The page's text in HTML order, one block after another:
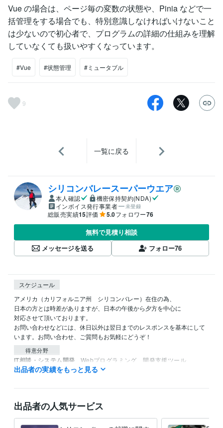
Vue の場合は、ページ毎の変数の状態や、Pinia などで一
括管理をする場合でも、特別意識しなければいけないこと
は少ないので初心者で、プログラムの詳細の仕組みを理解
していなくても扱いやすくなっています。
#Vue #状態管理 #ミュータブル
9
一覧に戻る
シリコンバレースーパーウエア
本人確認
機密保持契約(NDA)
インボイス発行事業者
未登録
総販売実績15評価 5.0フォロワー76
無料で見積り相談
メッセージを送る
フォロー76
スケジュール
アメリカ（カリフォルニア州　シリコンバレー）在住の為、
日本の方とは時差がありますが、日本の午後から夕方を中心に
対応させて頂いております。
お問い合わせなどには、休日以外は翌日までのレスポンスを基本にして
います。お問い合わせ、ご質問もお気軽にどうぞ！
得意分野
IT相談・システム開発 Webプログラミング、開発支援ツール
システム設計 Webプログラミング
シリコンバレー システム開発
プログラムマネージメ
語学学習
海外履歴書
出品者の実績をもっと見る
出品者の人気サービス